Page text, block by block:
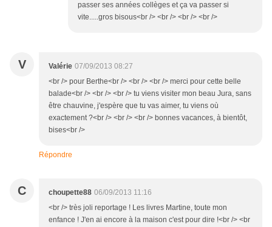
passer ses années collèges et ça va passer si
vite.....gros bisous<br /> <br /> <br /> <br />
V Valérie 07/09/2013 08:27
<br /> pour Berthe<br /> <br /> <br /> merci pour cette belle
balade<br /> <br /> <br /> tu viens visiter mon beau Jura, sans
être chauvine, j'espère que tu vas aimer, tu viens où
exactement ?<br /> <br /> <br /> bonnes vacances, à bientôt,
bises<br />
Répondre
C choupette88 06/09/2013 11:16
<br /> très joli reportage ! Les livres Martine, toute mon
enfance ! J'en ai encore à la maison c'est pour dire !<br /> <br